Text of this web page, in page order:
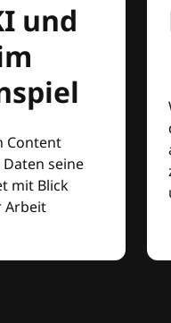
und
Content
seine
mit Blick
Arbeit